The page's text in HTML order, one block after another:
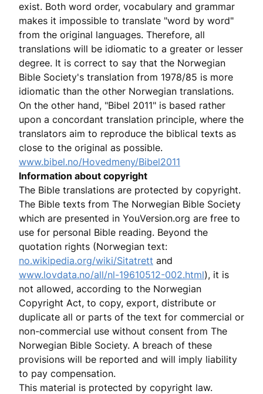
exist. Both word order, vocabulary and grammar
makes it impossible to translate "word by word"
from the original languages. Therefore, all
translations will be idiomatic to a greater or lesser
degree. It is correct to say that the Norwegian
Bible Society's translation from 1978/85 is more
idiomatic than the other Norwegian translations.
On the other hand, "Bibel 2011" is based rather
upon a concordant translation principle, where the
translators aim to reproduce the biblical texts as
close to the original as possible.
www.bibel.no/Hovedmeny/Bibel2011
Information about copyright
The Bible translations are protected by copyright.
The Bible texts from The Norwegian Bible Society
which are presented in YouVersion.org are free to
use for personal Bible reading. Beyond the
quotation rights (Norwegian text:
no.wikipedia.org/wiki/Sitatrett and
www.lovdata.no/all/nl-19610512-002.html), it is
not allowed, according to the Norwegian
Copyright Act, to copy, export, distribute or
duplicate all or parts of the text for commercial or
non-commercial use without consent from The
Norwegian Bible Society. A breach of these
provisions will be reported and will imply liability
to pay compensation.
This material is protected by copyright law.